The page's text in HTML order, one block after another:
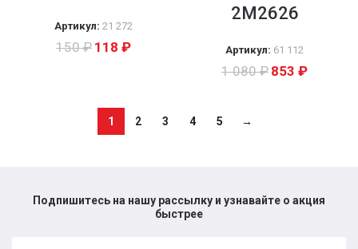
Артикул: 21 272
150₽ 118 ₽
2М2626
Артикул: 61 112
1 080₽ 853 ₽
1 2 3 4 5 →
Подпишитесь на нашу рассылку и узнавайте о акция
быстрее​